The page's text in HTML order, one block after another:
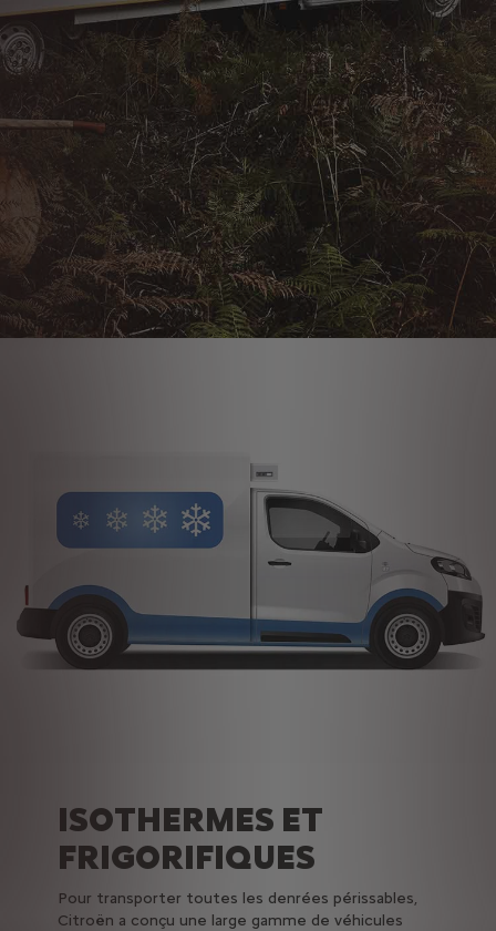
ISOTHERMES ET
FRIGORIFIQUES
Pour transporter toutes les denrées périssables,
Citroën a conçu une large gamme de véhicules